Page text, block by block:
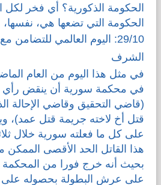
الحكومة الذكورية؟ أي فخر لكل
الحكومة التي تضعها هي،
29/10: اليوم العالمي للتضامن
الشرف
في محكمة سورية أن ينقض رأي
(قاضي التحقيق وقاضي الإحالة
قتل أخ لاخته جريمة قتل عمد)،
على كل ما فعلته سورية خلال
هذا القاتل الحد الأقصى الممكن
بحيث أنه خرج فورا من المحكمة
على عرش البطولة بحصوله